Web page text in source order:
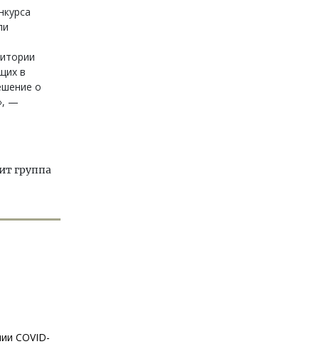
в
о
—
группа
COVID-